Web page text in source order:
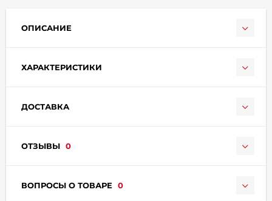
ОПИСАНИЕ
ХАРАКТЕРИСТИКИ
ДОСТАВКА
ОТЗЫВЫ 0
ВОПРОСЫ О ТОВАРЕ 0
раз в 2 недели